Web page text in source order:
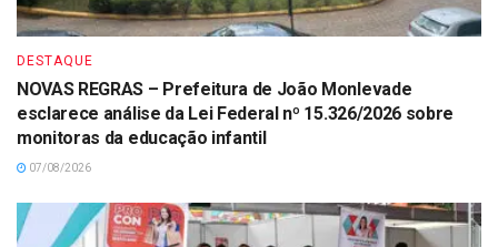
DESTAQUE
NOVAS REGRAS – Prefeitura de João Monlevade
esclarece análise da Lei Federal nº 15.326/2026 sobre
monitoras da educação infantil
07/08/2026